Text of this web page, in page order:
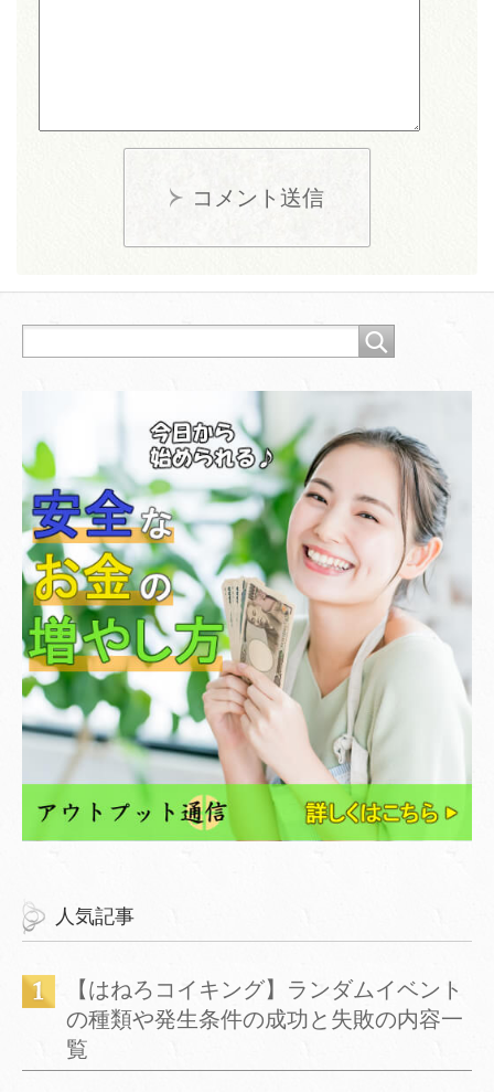
コメント送信
人気記事
【はねろコイキング】ランダムイベント
の種類や発生条件の成功と失敗の内容一
覧